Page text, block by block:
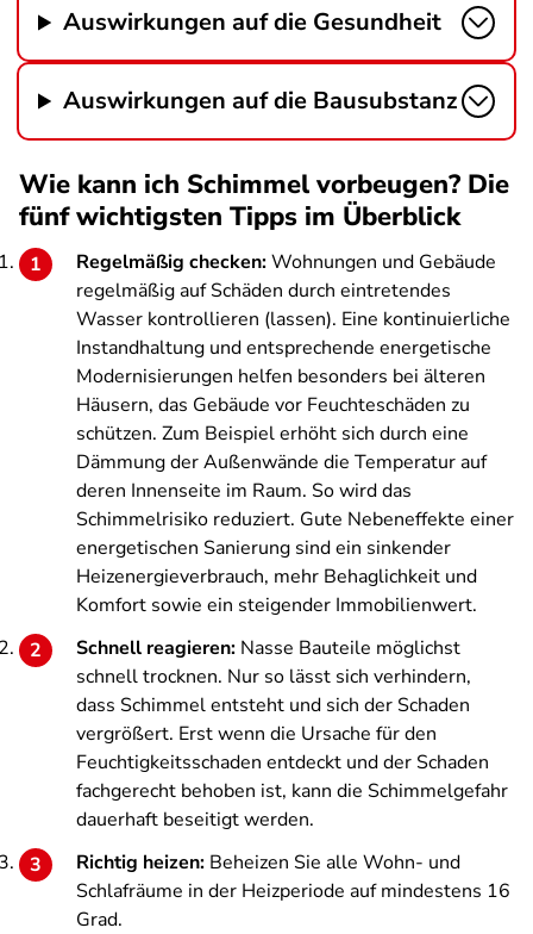
Auswirkungen auf die Gesundheit
Auswirkungen auf die Bausubstanz
Wie kann ich Schimmel vorbeugen? Die
fünf wichtigsten Tipps im Überblick
Regelmäßig checken:Wohnungen und Gebäude
regelmäßig auf Schäden durch eintretendes
Wasser kontrollieren (lassen). Eine kontinuierliche
Instandhaltung und entsprechende energetische
Modernisierungen helfen besonders bei älteren
Häusern, das Gebäude vor Feuchteschäden zu
schützen. Zum Beispiel erhöht sich durch eine
Dämmung der Außenwände die Temperatur auf
deren Innenseite im Raum. So wird das
Schimmelrisiko reduziert. Gute Nebeneffekte einer
energetischen Sanierung sind ein sinkender
Heizenergieverbrauch, mehr Behaglichkeit und
Komfort sowie ein steigender Immobilienwert.
Schnell reagieren: Nasse Bauteile möglichst
schnell trocknen. Nur so lässt sich verhindern,
dass Schimmel entsteht und sich der Schaden
vergrößert. Erst wenn die Ursache für den
Feuchtigkeitsschaden entdeckt und der Schaden
fachgerecht behoben ist, kann die Schimmelgefahr
dauerhaft beseitigt werden.
Richtig heizen: Beheizen Sie alle Wohn- und
Schlafräume in der Heizperiode auf mindestens 16
Grad.